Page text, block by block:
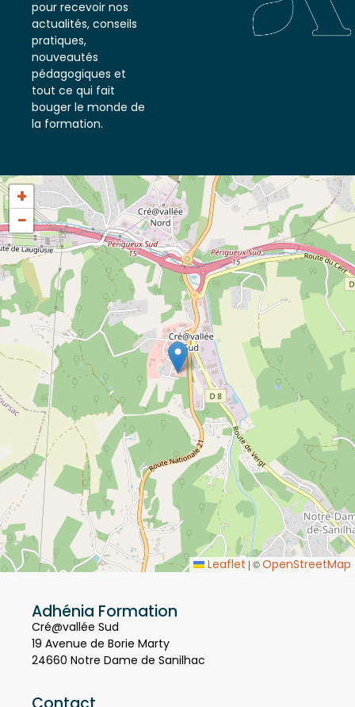
notre newsletter
pour recevoir nos
actualités, conseils
pratiques,
nouveautés
pédagogiques et
tout ce qui fait
bouger le monde de
+
−
Adhénia Formation
Cré@vallée Sud
19 Avenue de Borie Marty